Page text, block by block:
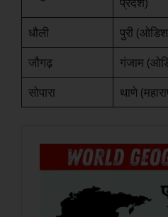
धौली पुरी
जौगढ़
गंजाम
सोपारा
थाणे